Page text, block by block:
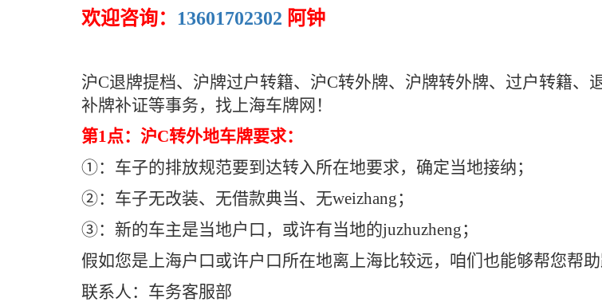
欢迎咨询： 13601702302 阿钟
沪C退牌提档、沪牌过户转籍、沪C转外牌、沪牌转外牌、过户转籍、
补牌补证等事务，找上海车牌网！
第1点：沪C转外地车牌要求：
①：车子的排放规范要到达转入所在地要求，确定当地接纳；
②：车子无改装、无借款典当、无weizhang；
③：新的车主是当地户口，或许有当地的juzhuzheng；
假如您是上海户口或许户口所在地离上海比较远，咱们也能够帮您帮
联系人：车务客服部